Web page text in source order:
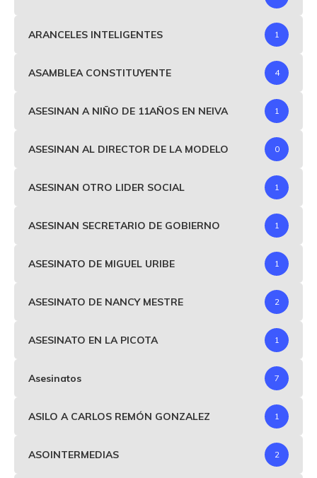
ARANCELES INTELIGENTES 1
ASAMBLEA CONSTITUYENTE 4
ASESINAN A NIÑO DE 11AÑOS EN NEIVA 1
ASESINAN AL DIRECTOR DE LA MODELO 0
ASESINAN OTRO LIDER SOCIAL 1
ASESINAN SECRETARIO DE GOBIERNO 1
ASESINATO DE MIGUEL URIBE 1
ASESINATO DE NANCY MESTRE 2
ASESINATO EN LA PICOTA 1
Asesinatos 7
ASILO A CARLOS REMÓN GONZALEZ 1
ASOINTERMEDIAS 2